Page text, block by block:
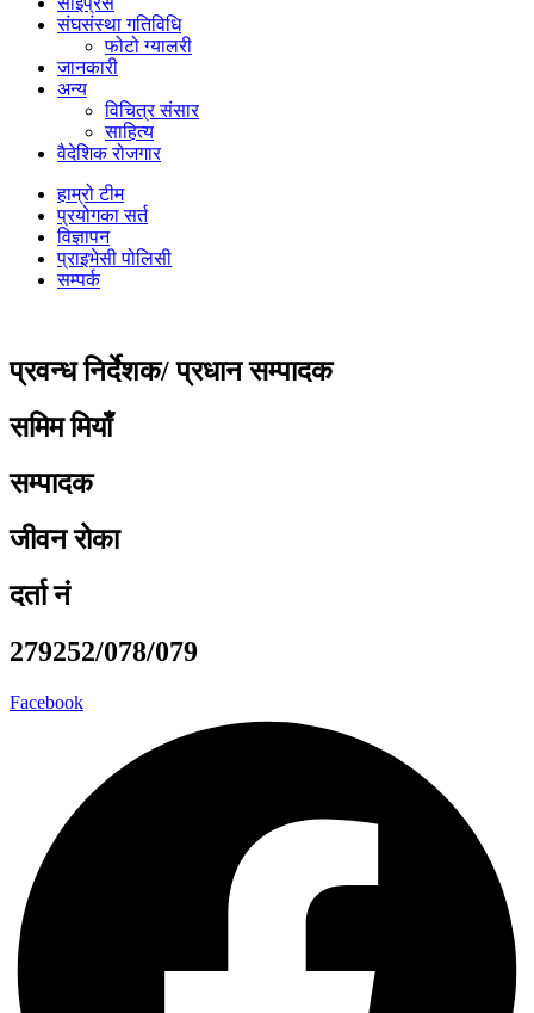
संघसंस्था गतिविधि
फोटो ग्यालरी
जानकारी
अन्य
विचित्र संसार
साहित्य
वैदेशिक रोजगार
हाम्रो टीम
प्रयोगका सर्त
विज्ञापन
प्राइभेसी पोलिसी
सम्पर्क
प्रवन्ध निर्देशक/ प्रधान सम्पादक
समिम मियाँ
सम्पादक
जीवन रोका
दर्ता नं
279252/078/079
Facebook